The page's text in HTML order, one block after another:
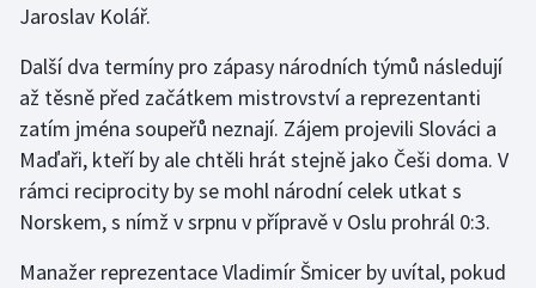
Házená
Jezdectví
Judo
Krasobruslení
Jaroslav Kolář.
Další dva termíny pro zápasy národních týmů následují
až těsně před začátkem mistrovství a reprezentanti
zatím jména soupeřů neznají. Zájem projevili Slováci a
Maďaři, kteří by ale chtěli hrát stejně jako Češi doma. V
rámci reciprocity by se mohl národní celek utkat s
Norskem, s nímž v srpnu v přípravě v Oslu prohrál 0:3.
Manažer reprezentace Vladimír Šmicer by uvítal, pokud